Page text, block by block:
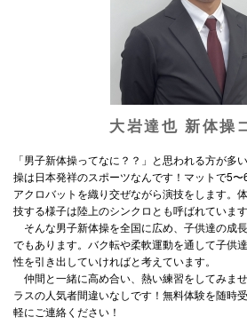
大岩達也 新体操
「男子新体操ってなに？？」と思われる方が多
操は日本発祥のスポーツなんです！マットで5〜
アクロバットを織り交ぜながら演技をします。
技する様子は陸上のシンクロとも呼ばれています
そんな男子新体操を全国に広め、子供達の成
でもあります。バク転や柔軟運動を通して子供
性を引き出していければと考えています。
仲間と一緒に高め合い、熱い練習をしてみま
ラスの人気者間違いなしです！無料体験を随時
軽にご連絡ください！